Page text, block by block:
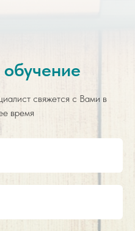
свяжется с Вами в
время